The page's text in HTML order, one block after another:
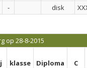
- disk
op 28-8-2015
j klasse Diploma
C